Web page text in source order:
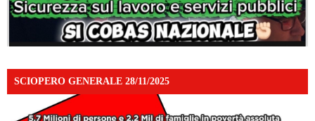
SCIOPERO GENERALE 28/11/2025